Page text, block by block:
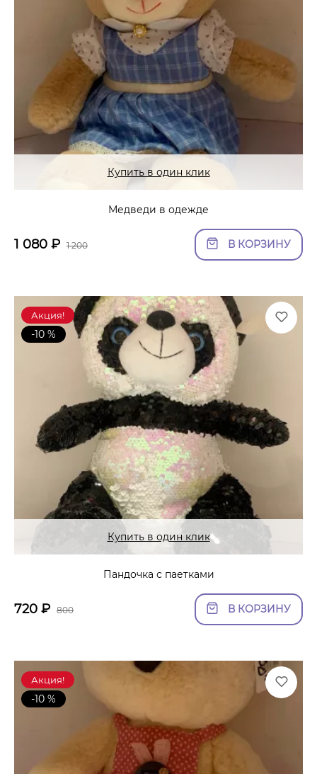
Купить в один клик
Медведи в одежде
1 080 ₽ 1 200 В КОРЗИНУ
Акция!
-10 %
Купить в один клик
Пандочка с паетками
720 ₽ 800 В КОРЗИНУ
Акция!
-10 %